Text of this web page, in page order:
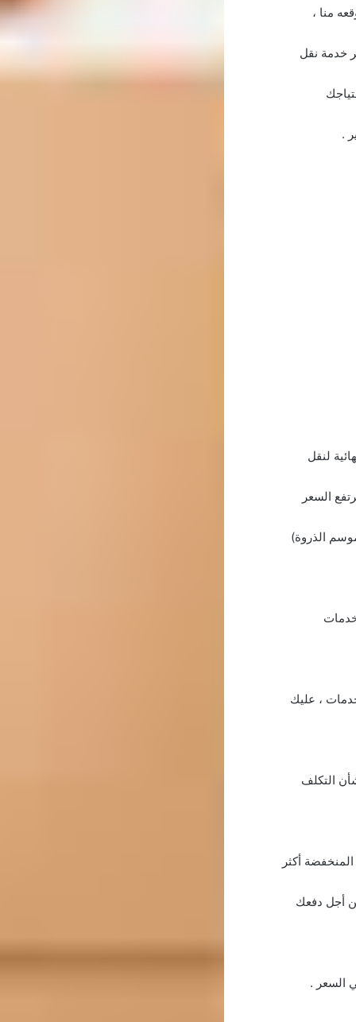
منا ،
خدمة نقل
.
لنقل
السعر
الذروة)
، عليك
أكثر
أجل دفعك
السعر .